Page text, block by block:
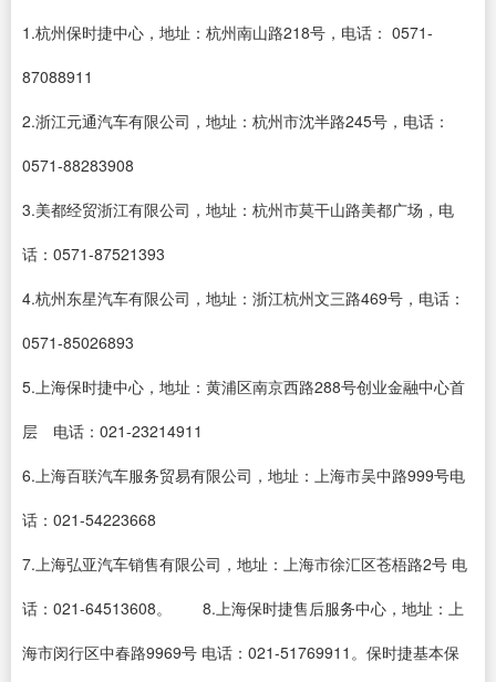
1.杭州保时捷中心，地址：杭州南山路218号，电话： 0571-
87088911
2.浙江元通汽车有限公司，地址：杭州市沈半路245号，电话：
0571-88283908
3.美都经贸浙江有限公司，地址：杭州市莫干山路美都广场，电
话：0571-87521393
4.杭州东星汽车有限公司，地址：浙江杭州文三路469号，电话：
0571-85026893
5.上海保时捷中心，地址：黄浦区南京西路288号创业金融中心首
层 电话：021-23214911
6.上海百联汽车服务贸易有限公司，地址：上海市吴中路999号电
话：021-54223668
7.上海弘亚汽车销售有限公司，地址：上海市徐汇区苍梧路2号 电
话：021-64513608。 8.上海保时捷售后服务中心，地址：上
海市闵行区中春路9969号 电话：021-51769911。保时捷基本保